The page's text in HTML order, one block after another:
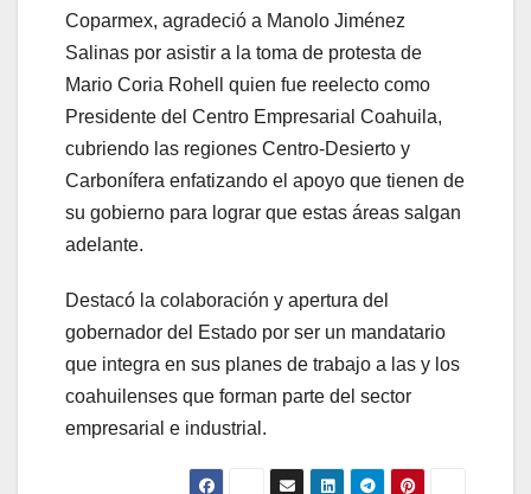
Coparmex, agradeció a Manolo Jiménez
Salinas por asistir a la toma de protesta de
Mario Coria Rohell quien fue reelecto como
Presidente del Centro Empresarial Coahuila,
cubriendo las regiones Centro-Desierto y
Carbonífera enfatizando el apoyo que tienen de
su gobierno para lograr que estas áreas salgan
adelante.
Destacó la colaboración y apertura del
gobernador del Estado por ser un mandatario
que integra en sus planes de trabajo a las y los
coahuilenses que forman parte del sector
empresarial e industrial.